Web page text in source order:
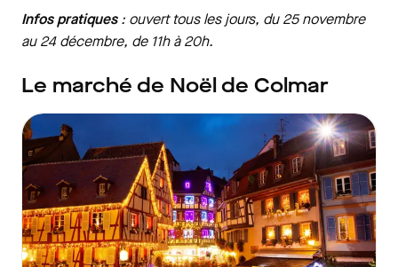
Infos pratiques: ouvert tous les jours, du 25 novembre
au 24 décembre, de 11h à 20h.
Le marché de Noël de Colmar